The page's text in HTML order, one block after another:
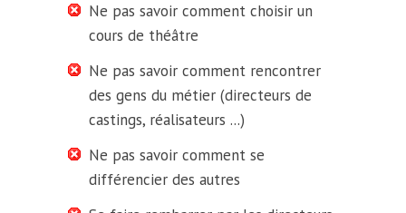
Ne pas savoir comment choisir un
cours de théâtre
Ne pas savoir comment rencontrer
des gens du métier (directeurs de
castings, réalisateurs ...)
Ne pas savoir comment se
différencier des autres